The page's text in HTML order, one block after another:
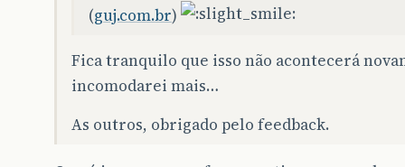
(guj.com.br)
Fica tranquilo que isso não acontecerá
incomodarei mais…
As outros, obrigado pelo feedback.